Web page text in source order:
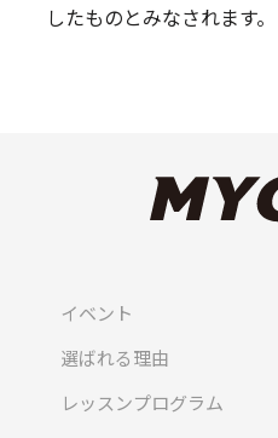
したものとみなされます。
イベント
選ばれる理由
レッスンプログラム